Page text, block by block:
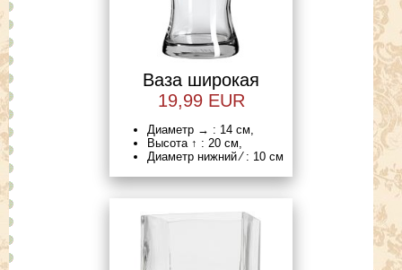
Ваза широкая
19,99 EUR
Диаметр → : 14 см,
Высота ↑ : 20 см,
Диаметр нижний ⁄ : 10 см